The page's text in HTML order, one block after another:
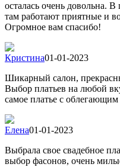
осталась очень довольна.
там работают приятные и
Огромное вам спасибо!
Кристина01-01-2023
Шикарный салон,
Выбор платьев на любой
самое платье с
Елена01-01-2023
Выбрала свое свадебное
выбор фасонов, очень